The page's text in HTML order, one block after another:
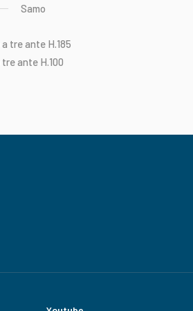
Samo
a treante H.185
treante H.100